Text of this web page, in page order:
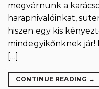
megvárnunk a
harapnivalóinkat,
hiszen egy kis
mindegyikőnknek
[…]
CONTINUE READING →